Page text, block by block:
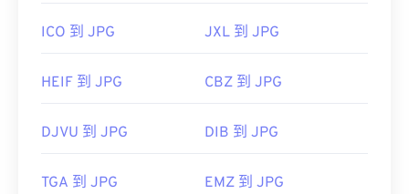
ICO 到 JPG JXL 到 JPG
HEIF 到 JPG CBZ 到 JPG
DJVU 到 JPG DIB 到 JPG
TGA 到 JPG EMZ 到 JPG